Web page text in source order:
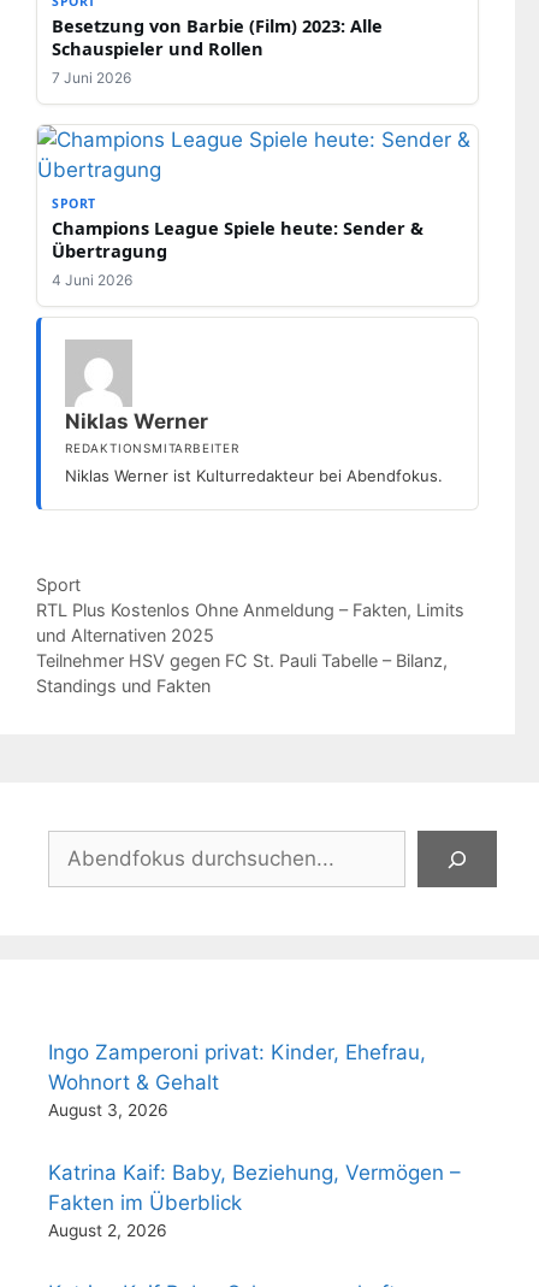
Besetzung von Barbie (Film) 2023: Alle
Schauspieler und Rollen
7 Juni 2026
SPORT
Champions League Spiele heute: Sender &
Übertragung
4 Juni 2026
Niklas Werner
REDAKTIONSMITARBEITER
Niklas Werner ist Kulturredakteur bei Abendfokus.
Kategorien
Sport
RTL Plus Kostenlos Ohne Anmeldung – Fakten, Limits
und Alternativen 2025
Teilnehmer HSV gegen FC St. Pauli Tabelle – Bilanz,
Standings und Fakten
Suchen
Ingo Zamperoni privat: Kinder, Ehefrau,
Wohnort & Gehalt
August 3, 2026
Katrina Kaif: Baby, Beziehung, Vermögen –
Fakten im Überblick
August 2, 2026